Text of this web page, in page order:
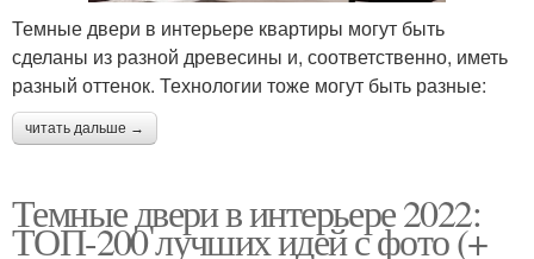
Темные двери в интерьере квартиры могут быть
сделаны из разной древесины и, соответственно, иметь
разный оттенок. Технологии тоже могут быть разные:
читать дальше →
Темные двери в интерьере 2022:
ТОП-200 лучших идей с фото (+